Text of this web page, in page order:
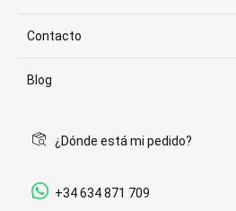
Contacto
Blog
¿Dónde está mi pedido?
+34 634 871 709